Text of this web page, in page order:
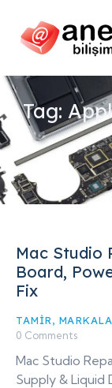
Tag:
Mac Studio
Board,
Fix
TAMIR,
0 Comments
Mac Studio
Supply & Liquid